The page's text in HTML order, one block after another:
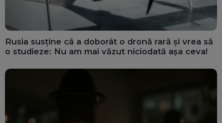
Rusia susține că a doborât o dronă rară și vrea să
o studieze: Nu am mai văzut niciodată așa ceva!